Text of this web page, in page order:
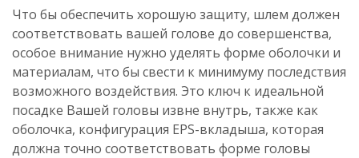
Что бы обеспечить хорошую защиту, шлем должен
соответствовать вашей голове до совершенства,
особое внимание нужно уделять форме оболочки и
материалам, что бы свести к минимуму последствия
возможного воздействия. Это ключ к идеальной
посадке Вашей головы извне внутрь, также как
оболочка, конфигурация EPS-вкладыша, которая
должна точно соответствовать форме головы